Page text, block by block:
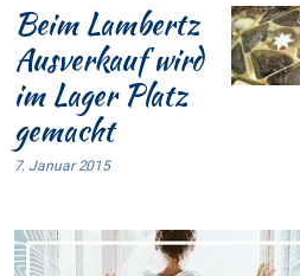
Beim Lambertz
Ausverkauf wird
im Lager Platz
gemacht
7. Januar 2015